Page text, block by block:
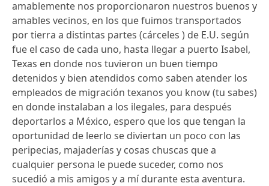
amablemente nos proporcionaron nuestros buenos y
amables vecinos, en los que fuimos transportados
por tierra a distintas partes (cárceles ) de E.U. según
fue el caso de cada uno, hasta llegar a puerto Isabel,
Texas en donde nos tuvieron un buen tiempo
detenidos y bien atendidos como saben atender los
empleados de migración texanos you know (tu sabes)
en donde instalaban a los ilegales, para después
deportarlos a México, espero que los que tengan la
oportunidad de leerlo se diviertan un poco con las
peripecias, majaderías y cosas chuscas que a
cualquier persona le puede suceder, como nos
sucedió a mis amigos y a mí durante esta aventura.